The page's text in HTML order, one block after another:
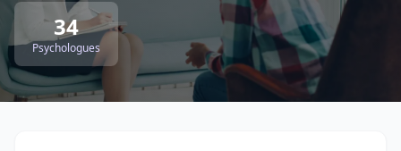
34
Psychologues